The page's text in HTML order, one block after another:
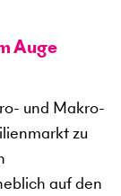
Auge
und Makro-
zu
auf den